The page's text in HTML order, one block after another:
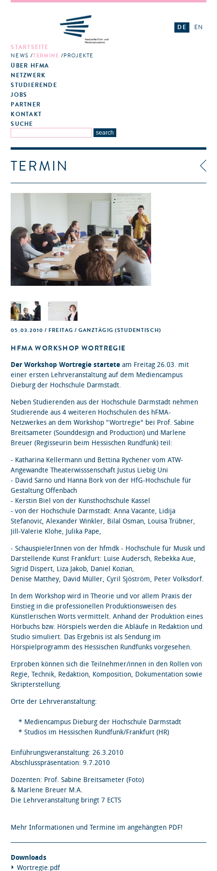
STARTSEITE
NEWS TERMINE PROJEKTE
ÜBER HFMA
NETZWERK
STUDIERENDE
JOBS
PARTNER
KONTAKT
SUCHE
DE EN
TERMIN
05.03.2010 / FREITAG / GANZTÄGIG (STUDENTISCH)
HFMA WORKSHOP WORTREGIE
Der Workshop Wortregie starteteam Freitag 26.03. mit
einer ersten Lehrveranstaltung auf dem Mediencampus
Dieburg der Hochschule Darmstadt.
Neben Studierenden aus der Hochschule Darmstadt nehmen
Studierende aus 4 weiteren Hochschulen des hFMA-
Netzwerkes an dem Workshop "Wortregie" bei Prof. Sabine
Breitsameter (Sounddesign and Production) und Marlene
Breuer (Regisseurin beim Hessischen Rundfunk) teil:
- Katharina Kellermann und Bettina Rychener vom ATW-
Angewandte Theaterwisssenschaft Justus Liebig Uni
- David Sarno und Hanna Bork von der HfG-Hochschule für
Gestaltung Offenbach
- Kerstin Biel von der Kunsthochschule Kassel
- von der Hochschule Darmstadt: Anna Vacante, Lidija
Stefanovic, Alexander Winkler, Bilal Osman, Louisa Trübner,
Jill-Valerie Klohe, Julika Pape,
- SchauspielerInnen von der hfmdk - Hochschule für Musik und
Darstellende Kunst Frankfurt: Luise Audersch, Rebekka Aue,
Sigrid Dispert, Liza Jakob, Daniel Kozian,
Denise Matthey, David Müller, Cyril Sjöström, Peter Volksdorf.
In dem Workshop wird in Theorie und vor allem Praxis der
Einstieg in die professionellen Produktionsweisen des
Künstlerischen Worts vermittelt. Anhand der Produktion eines
Hörbuchs bzw. Hörspiels werden die Abläufe in Redaktion und
Studio simuliert. Das Ergebnis ist als Sendung im
Hörspielprogramm des Hessischen Rundfunks vorgesehen.
Erproben können sich die Teilnehmer/innen in den Rollen von
Regie, Technik, Redaktion, Komposition, Dokumentation sowie
Skripterstellung.
Orte der Lehrveranstaltung:
* Mediencampus Dieburg der Hochschule Darmstadt
* Studios im Hessischen Rundfunk/Frankfurt (HR)
Einführungsveranstaltung: 26.3.2010
Abschlusspräsentation: 9.7.2010
Dozenten: Prof. Sabine Breitsameter (Foto)
& Marlene Breuer M.A.
Die Lehrveranstaltung bringt 7 ECTS
Mehr Informationen und Termine im angehängten PDF!
Downloads
Wortregie.pdf